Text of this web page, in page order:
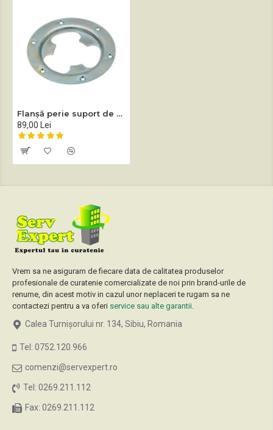
Flanșă perie suport de pad monodisc profesional Sprintus EM 17 R
89,00 Lei
Vrem sa ne asiguram de fiecare data de calitatea produselor
profesionale de curatenie comercializate de noi prin brand-urile de
renume, din acest motiv in cazul unor neplaceri te rugam sa ne
contactezi pentru a va oferi service sau alte garantii.
Calea Turnișorului nr. 134, Sibiu, Romania
Tel: 0752.120.966
comenzi@servexpert.ro
Tel: 0269.211.112
Fax: 0269.211.112